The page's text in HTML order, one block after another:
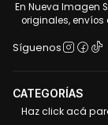
En Nueva Imagen
originales, envíos
Síguenos
CATEGORÍAS
Haz click acá